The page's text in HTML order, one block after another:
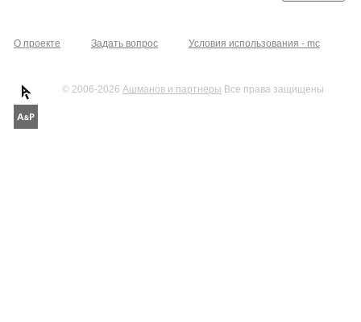
О проекте Задать вопрос Условия использования - mc
© 2006-2026 Ашманов и партнеры Все права защищены